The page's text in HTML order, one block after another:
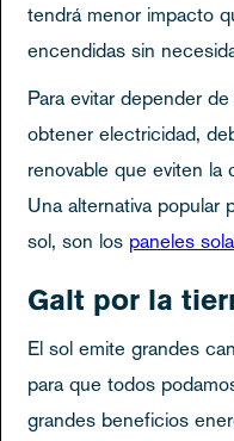
tendrá menor impacto
encendidas sin
Para evitar depender
obtener electricidad,
renovable que eviten la
Una alternativa popular
sol, son los paneles
Galt por la
El sol emite grandes
para que todos
grandes beneficios